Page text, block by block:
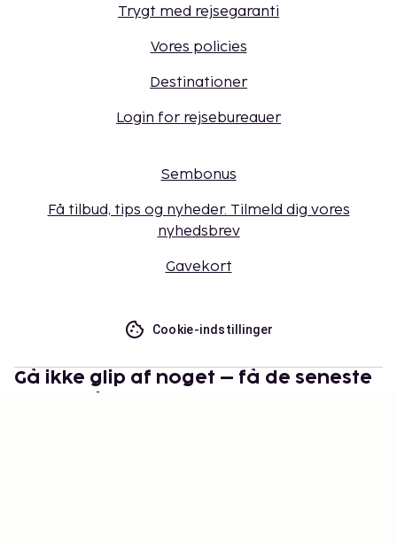
Trygt med rejsegaranti
Vores policies
Destinationer
Login for rejsebureauer
Sembonus
Få tilbud, tips og nyheder. Tilmeld dig vores
nyhedsbrev
Gavekort
Cookie-indstillinger
Gå ikke glip af noget – få de seneste